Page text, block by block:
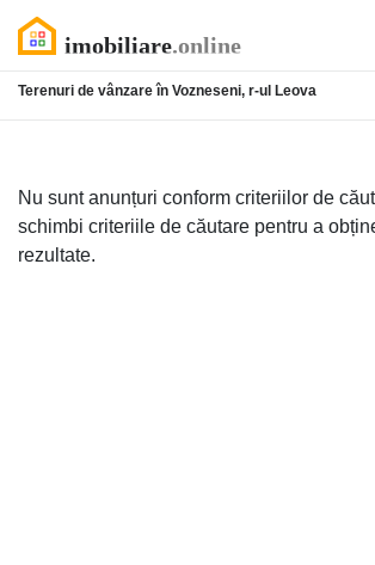
Terenuri de vânzare în Vozneseni, r-ul Leova
Nu sunt anunțuri conform criteriilor de
schimbi criteriile de căutare pentru a
rezultate.